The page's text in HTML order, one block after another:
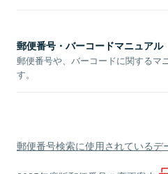
郵便番号・バーコードマニュアル
郵便番号や、バーコードに関するマ
す。
郵便番号検索に使用されているデ